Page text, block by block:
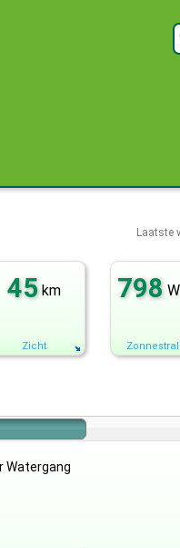
Laatste
45 km
Zicht
798